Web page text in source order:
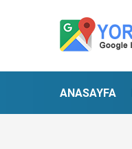
ANASAYFA